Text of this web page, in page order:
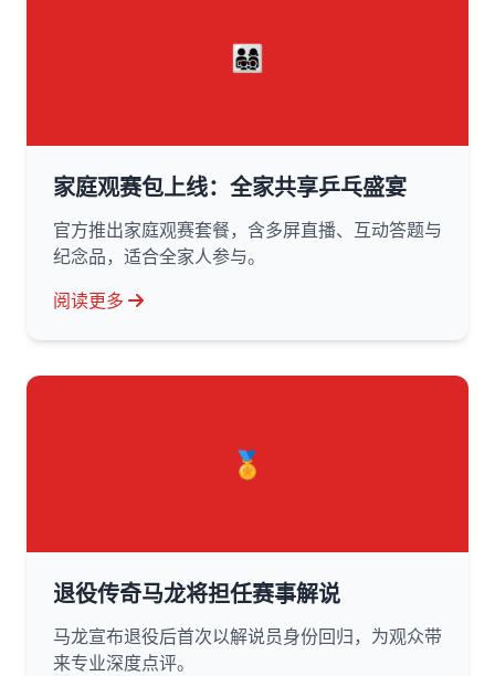
👨‍👩‍👧‍👦
家庭观赛包上线：全家共享乒乓盛宴
官方推出家庭观赛套餐，含多屏直播、互动答题与
纪念品，适合全家人参与。
阅读更多
🏅
退役传奇马龙将担任赛事解说
马龙宣布退役后首次以解说员身份回归，为观众带
来专业深度点评。